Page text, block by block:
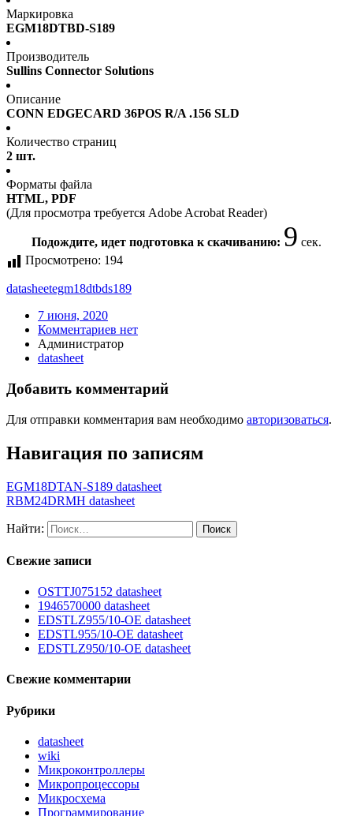
Маркировка
EGM18DTBD-S189
Производитель
Sullins Connector Solutions
Описание
CONN EDGECARD 36POS R/A .156 SLD
Количество страниц
2 шт.
Форматы файла
HTML, PDF
(Для просмотра требуется Adobe Acrobat Reader)
Подождите, идет подготовка к скачиванию: 9 сек.
Просмотрено: 194
datasheetegm18dtbds189
7 июня, 2020
Комментариев нет
Администратор
datasheet
Добавить комментарий
Для отправки комментария вам необходимо авторизоваться.
Навигация по записям
EGM18DTAN-S189 datasheet
RBM24DRMH datasheet
Найти:
Свежие записи
OSTTJ075152 datasheet
1946570000 datasheet
EDSTLZ955/10-OE datasheet
EDSTL955/10-OE datasheet
EDSTLZ950/10-OE datasheet
Свежие комментарии
Рубрики
datasheet
wiki
Микроконтроллеры
Микропроцессоры
Микросхема
Программирование